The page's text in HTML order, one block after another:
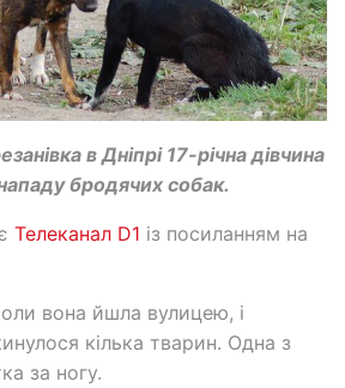
в Дніпрі 17-річна дівчина
бродячих собак.
Телеканал D1 із посиланням на
вона йшла вулицею, і
кілька тварин. Одна з
за ногу.